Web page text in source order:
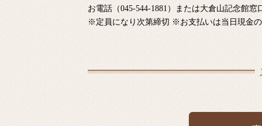
お電話（045-544-1881）または大倉山記念館窓
※定員になり次第締切 ※お支払いは当日現金